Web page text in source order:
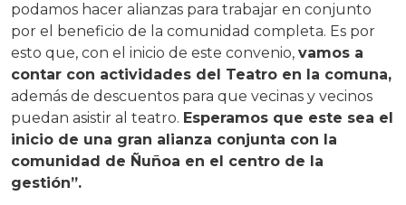
podamos hacer alianzas para trabajar en conjunto
por el beneficio de la comunidad completa. Es por
esto que, con el inicio de este convenio, vamos a
contar con actividades del Teatro en la comuna,
además de descuentos para que vecinas y vecinos
puedan asistir al teatro. Esperamos que este sea el
inicio de una gran alianza conjunta con la
comunidad de Ñuñoa en el centro de la
gestión”.